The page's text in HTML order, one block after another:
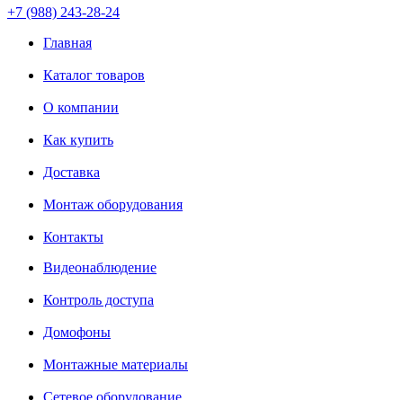
+7 (988) 243-28-24
Главная
Каталог товаров
О компании
Как купить
Доставка
Монтаж оборудования
Контакты
Видеонаблюдение
Контроль доступа
Домофоны
Монтажные материалы
Сетевое оборудование